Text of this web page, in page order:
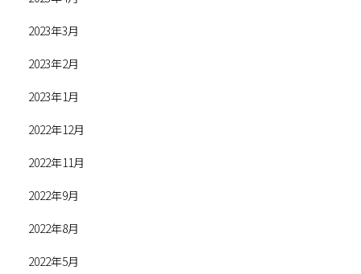
2023年3月
2023年2月
2023年1月
2022年12月
2022年11月
2022年9月
2022年8月
2022年5月